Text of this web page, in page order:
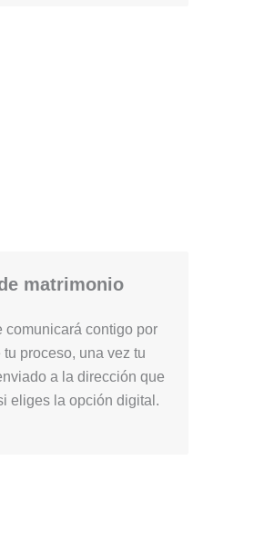
matrimonio
comunicará contigo por
proceso, una vez tu
a la dirección que
eliges la opción digital.